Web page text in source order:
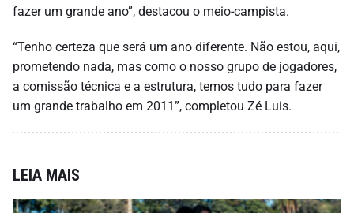
fazer um grande ano”, destacou o meio-campista.
“Tenho certeza que será um ano diferente. Não estou, aqui,
prometendo nada, mas como o nosso grupo de jogadores,
a comissão técnica e a estrutura, temos tudo para fazer
um grande trabalho em 2011”, completou Zé Luis.
LEIA MAIS